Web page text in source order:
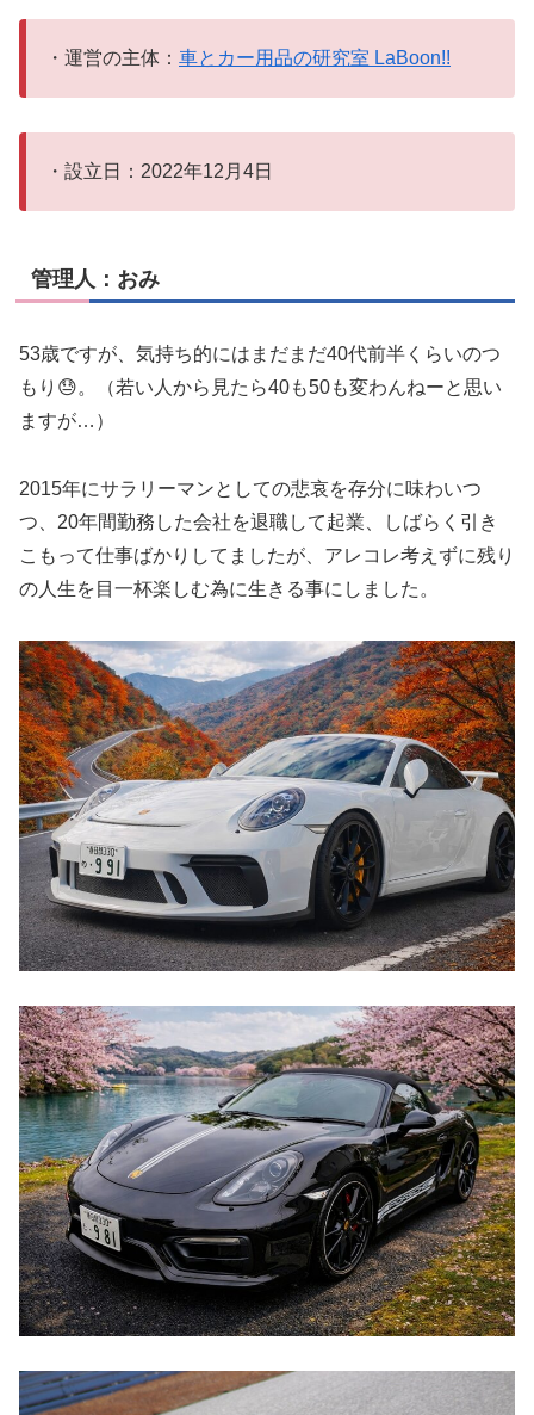
・運営の主体： 車とカー用品の研究室 LaBoon!!
・設立日：2022年12月4日
管理人：おみ
53歳ですが、気持ち的にはまだまだ40代前半くらいのつ
もり😓。（若い人から見たら40も50も変わんねーと思い
ますが…）
2015年にサラリーマンとしての悲哀を存分に味わいつ
つ、20年間勤務した会社を退職して起業、しばらく引き
こもって仕事ばかりしてましたが、アレコレ考えずに残り
の人生を目一杯楽しむ為に生きる事にしました。